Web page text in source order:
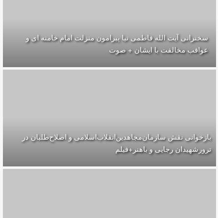
آیت الله فاطمی نیا پیرامون منزلت امام خامنه ای و
مخالفت با ایشان + صوت
نقش سازمان‌مجاهدین‌انقلاب‌اسلامی و اصلاح‌طلبان در
رجایی و باهنر+فیلم